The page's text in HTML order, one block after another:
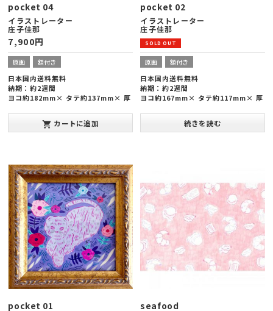
pocket 04
イラストレーター
庄子佳那
7,900円
原画 額付き
日本国内送料無料
納期：約2週間
ヨコ約182mm× タテ約137mm× 厚
shopping_cart カートに追加
pocket 02
イラストレーター
庄子佳那
原画 額付き
日本国内送料無料
納期：約2週間
ヨコ約167mm× タテ約117mm× 厚
続きを読む
pocket 01 seafood